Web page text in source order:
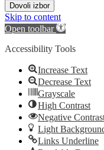
Dovoli izbor
Skip to content
Open toolbar
Accessibility Tools
Increase Text
Decrease Text
Grayscale
High Contrast
Negative
Light
Links Underline